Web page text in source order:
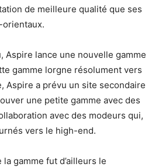
de meilleure qualité que ses
Aspire lance une nouvelle gamme
gamme lorgne résolument vers
Aspire a prévu un site secondaire
une petite gamme avec des
avec des modeurs qui,
vers le high-end.
gamme fut d’ailleurs le